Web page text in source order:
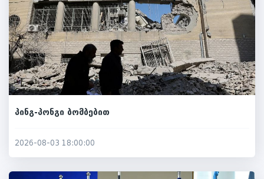
პინგ-პონგი ბომბებით
2026-08-03 18:00:00